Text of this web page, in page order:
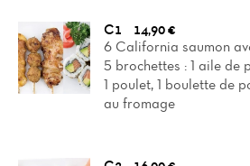
C1
14,90 €
6 California saumon
5 brochettes : 1 aile de
1 poulet, 1 boulette de
au fromage